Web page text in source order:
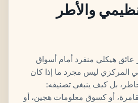
والأطر
عائق هيكلي منفرد أمام أسواق
المركزي ليس مجرد ما إذا كان
بل كيف ينبغي تصنيفه:
أو كسوق معلومات هجين، أو